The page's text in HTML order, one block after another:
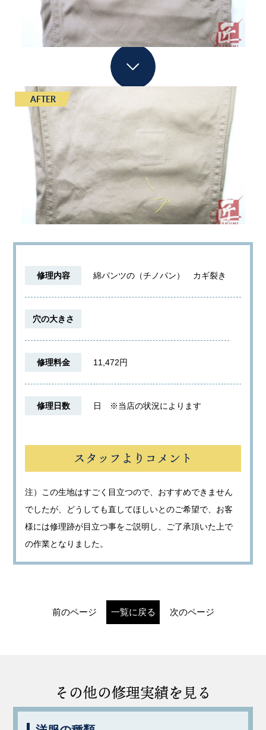
AFTER
修理内容 綿パンツの（チノパン） カギ裂き
穴の大きさ
修理料金 11,472円
修理日数 日 ※当店の状況によります
スタッフよりコメント
注）この生地はすごく目立つので、おすすめできません
でしたが、どうしても直してほしいとのご希望で、お客
様には修理跡が目立つ事をご説明し、ご了承頂いた上で
の作業となりました。
前のページ 一覧に戻る 次のページ
その他の修理実績を見る